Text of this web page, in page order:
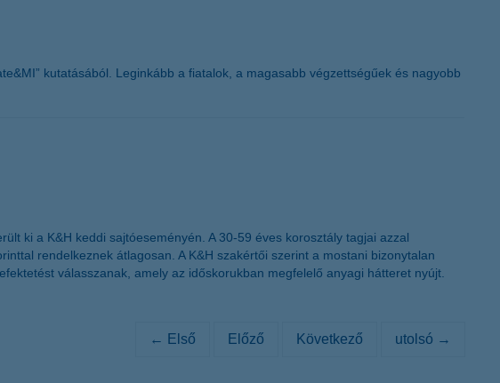
kutatásából. Leginkább a fiatalok, a magasabb végzettségűek és nagyobb
ki a K&H keddi sajtóeseményén. A 30-59 éves korosztály tagjai azzal
rendelkeznek átlagosan. A K&H szakértői szerint a mostani bizonytalan
válasszanak, amely az időskorukban megfelelő anyagi hátteret nyújt.
← Első Előző Következő utolsó →